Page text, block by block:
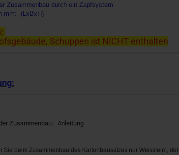
Zusammenbau durch ein Zapfsystem
mm: (LxBxH)
Schuppen ist NICHT enthalten
Zusammenbau: Anleitung
Sie beim Zusammenbau des Kartonbausatzes nur Weissleim, der